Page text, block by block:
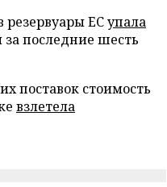
резервуары ЕСупала
последние шесть
поставок стоимость
взлетела